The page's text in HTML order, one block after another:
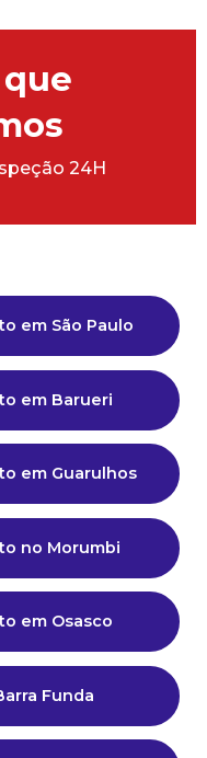
24H
em São Paulo
em Barueri
em Guarulhos
no Morumbi
em Osasco
Funda